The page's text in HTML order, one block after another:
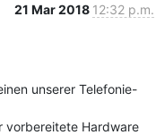
21 Mar 2018 12:32 p.m.
unserer Telefonie-
vorbereitete Hardware